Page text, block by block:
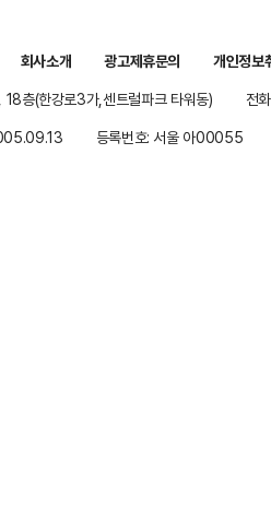
회사소개 광고제휴문의
개인정보
층(한강로3가,센트럴파크 타워동)
전
등록번호: 서울 아00055